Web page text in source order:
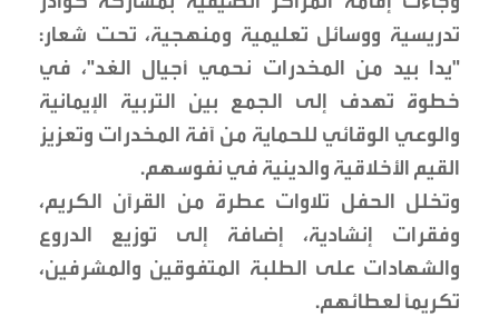
تدريسية ووسائل تعليمية ومنهجية، تحت شعار:
"يدا بيد من المخدرات نحمي أجيال الغد"، في
خطوة تهدف إلى الجمع بين التربية الإيمانية
والوعي الوقائي للحماية من آفة المخدرات وتعزيز
القيم الأخلاقية والدينية في نفوسهم.
وتخلل الحفل تلاوات عطرة من القرآن الكريم،
وفقرات إنشادية، إضافة إلى توزيع الدروع
والشهادات على الطلبة المتفوقين والمشرفين،
تكريماً لعطائهم.